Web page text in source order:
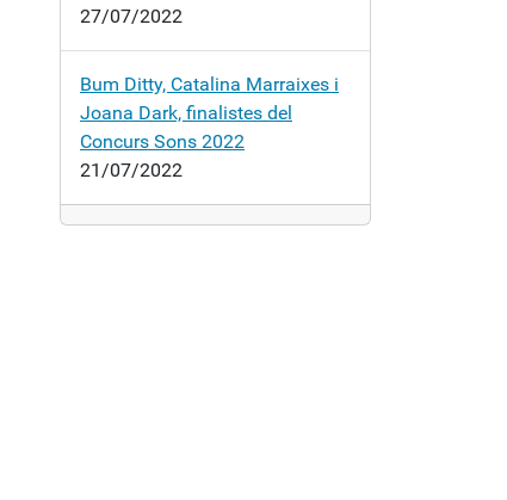
27/07/2022
Bum Ditty, Catalina Marraixes i
Joana Dark, finalistes del
Concurs Sons 2022
21/07/2022